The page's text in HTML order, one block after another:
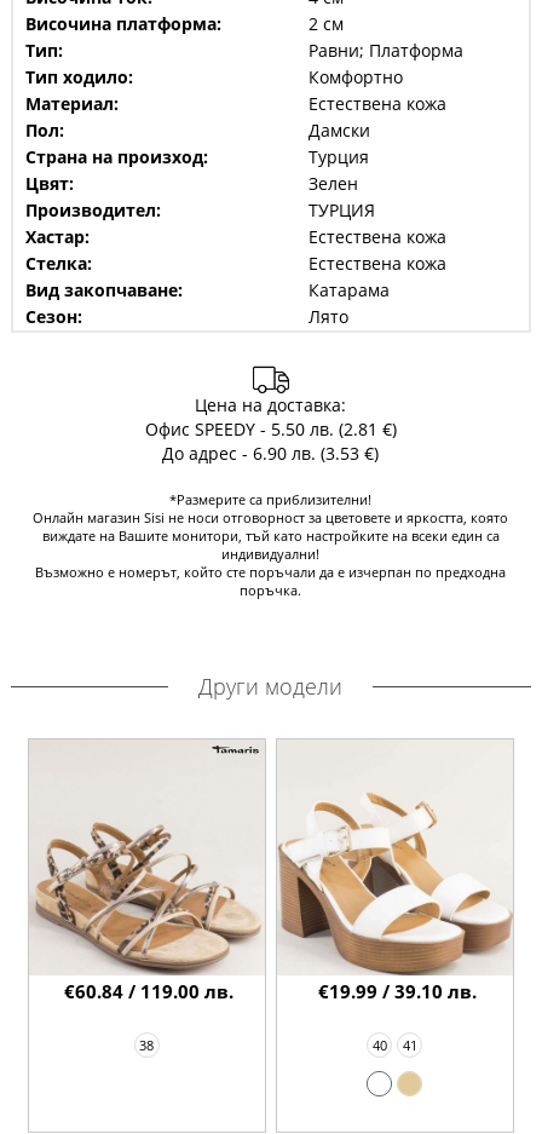
Височина платформа:
2 см
Тип:
Равни; Платформа
Тип ходило:
Комфортно
Материал:
Естествена кожа
Пол:
Дамски
Страна на произход:
Турция
Цвят:
Зелен
Производител:
ТУРЦИЯ
Хастар:
Естествена кожа
Стелка:
Естествена кожа
Вид закопчаване:
Катарама
Сезон:
Лято
Цена на доставка:
Офис SPEEDY - 5.50 лв. (2.81 €)
До адрес - 6.90 лв. (3.53 €)
*Размерите са приблизителни!
Онлайн магазин Sisi не носи отговорност за цветовете и яркостта, която
виждате на Вашите монитори, тъй като настройките на всеки един са
индивидуални!
Възможно е номерът, който сте поръчали да е изчерпан по предходна
поръчка.
Други модели
38
€60.84 / 119.00 лв.
40 41
€19.99 / 39.10 лв.